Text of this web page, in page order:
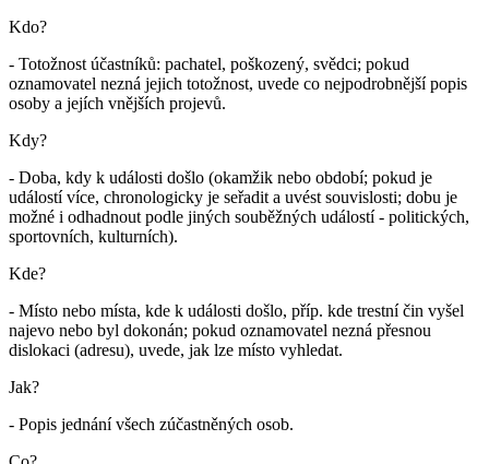
Kdo?
- Totožnost účastníků: pachatel, poškozený, svědci; pokud
oznamovatel nezná jejich totožnost, uvede co nejpodrobnější popis
osoby a jejích vnějších projevů.
Kdy?
- Doba, kdy k události došlo (okamžik nebo období; pokud je
událostí více, chronologicky je seřadit a uvést souvislosti; dobu je
možné i odhadnout podle jiných souběžných událostí - politických,
sportovních, kulturních).
Kde?
- Místo nebo místa, kde k události došlo, příp. kde trestní čin vyšel
najevo nebo byl dokonán; pokud oznamovatel nezná přesnou
dislokaci (adresu), uvede, jak lze místo vyhledat.
Jak?
- Popis jednání všech zúčastněných osob.